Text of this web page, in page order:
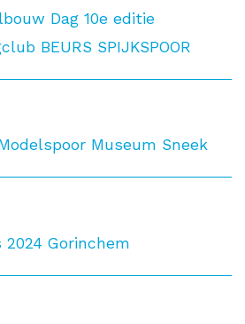
Dag 10e editie
BEURS SPIJKSPOOR
Museum Sneek
Gorinchem